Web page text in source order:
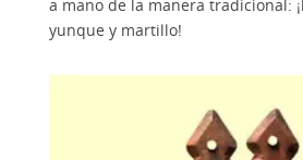
a mano de la manera tradicional:
yunque y martillo!